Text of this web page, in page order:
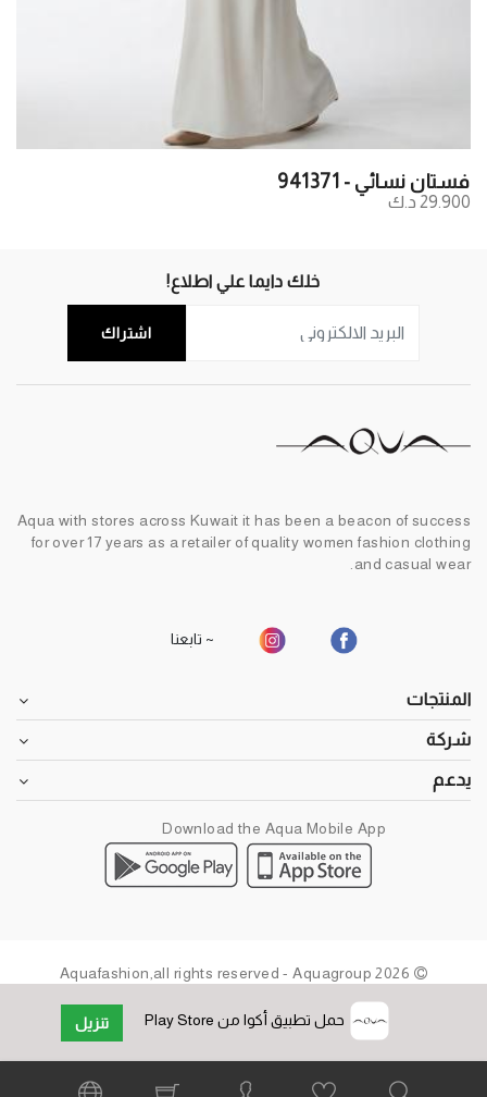
فستان نسائي - 941371
29.900 د.ك
خلك دايما علي اطلاع!
اشتراك
Aqua with stores across Kuwait it has been a beacon of success
for over 17 years as a retailer of quality women fashion clothing
and casual wear.
~ تابعنا
المنتجات
شركة
يدعم
Download the Aqua Mobile App
حمل تطبيق أكوا من Play Store تنزيل